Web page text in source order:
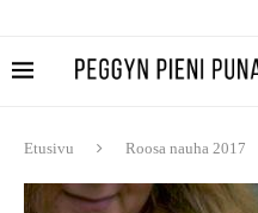
Etusivu Roosa nauha 2017